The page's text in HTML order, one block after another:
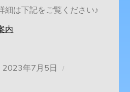
は下記をご覧ください♪
内
2023年7月5日